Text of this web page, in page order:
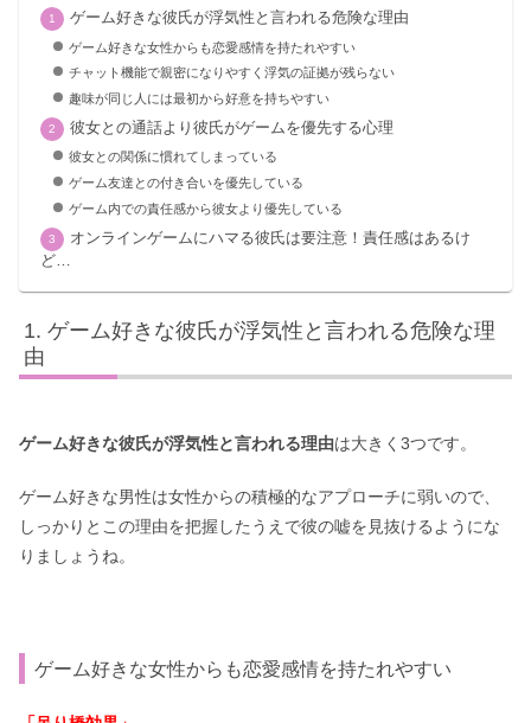
ゲーム好きな彼氏が浮気性と言われる危険な理由
ゲーム好きな女性からも恋愛感情を持たれやすい
チャット機能で親密になりやすく浮気の証拠が残らない
趣味が同じ人には最初から好意を持ちやすい
彼女との通話より彼氏がゲームを優先する心理
彼女との関係に慣れてしまっている
ゲーム友達との付き合いを優先している
ゲーム内での責任感から彼女より優先している
オンラインゲームにハマる彼氏は要注意！責任感はあるけ
ど…
ゲーム好きな彼氏が浮気性と言われる危険な理
由
ゲーム好きな彼氏が浮気性と言われる理由は大きく3つです。
ゲーム好きな男性は女性からの積極的なアプローチに弱いので、
しっかりとこの理由を把握したうえで彼の嘘を見抜けるようにな
りましょうね。
ゲーム好きな女性からも恋愛感情を持たれやすい